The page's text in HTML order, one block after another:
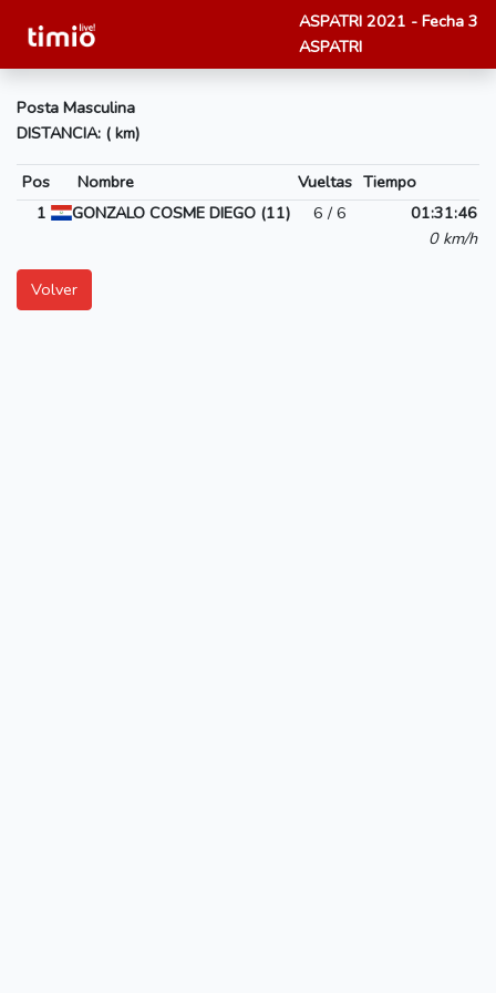
ASPATRI 2021 - Fecha 3
ASPATRI
Posta Masculina
DISTANCIA: ( km)
Pos Nombre Vueltas Tiempo
1
GONZALO COSME DIEGO (11) 6 / 6
01:31:46
0 km/h
Volver